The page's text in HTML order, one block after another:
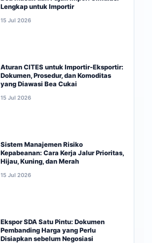
Lengkap untuk Importir
15 Jul 2026
Aturan CITES untuk Importir-Eksportir:
Dokumen, Prosedur, dan Komoditas
yang Diawasi Bea Cukai
15 Jul 2026
Sistem Manajemen Risiko
Kepabeanan: Cara Kerja Jalur Prioritas,
Hijau, Kuning, dan Merah
15 Jul 2026
Ekspor SDA Satu Pintu: Dokumen
Pembanding Harga yang Perlu
Disiapkan sebelum Negosiasi